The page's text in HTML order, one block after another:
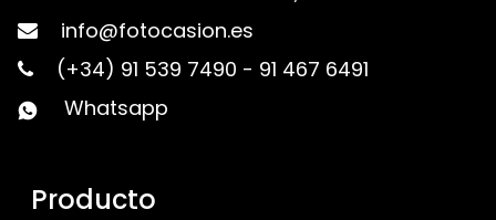
info@fotocasion.es
(+34) 91 539 7490 - 91 467 6491
Whatsapp
Producto